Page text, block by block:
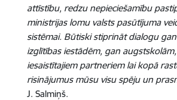
attīstību, redzu nepieciešamību
ministrijas lomu valsts pasūtījuma
sistēmai. Būtiski stiprināt dialogu
izglītības iestādēm, gan
iesaistītajiem partneriem lai kopā
risinājumus mūsu visu spēju un
J. Salmiņš.